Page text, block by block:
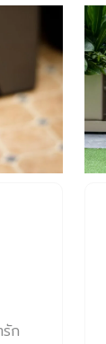
ก